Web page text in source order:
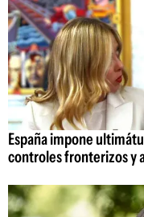
España impone
controles fronterizos y